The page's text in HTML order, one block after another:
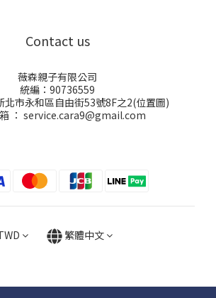
Contact us
薇森親子有限公司
統編：90736559
北市永和區自由街53號8F之2(位置圖)
： service.cara9@gmail.com
繁體中文